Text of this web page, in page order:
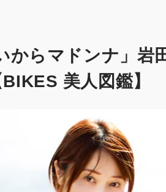
からマドンナ」
美人図鑑】